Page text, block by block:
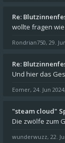
Re:
Rondrian750, 29.
Re:
Eomer, 24. Jun
"steam cloud"
wunderwuzz, 22.